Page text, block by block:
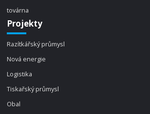
továrna
Projekty
Razítkářský průmysl
Nová energie
Logistika
Tiskařský průmysl
Obal